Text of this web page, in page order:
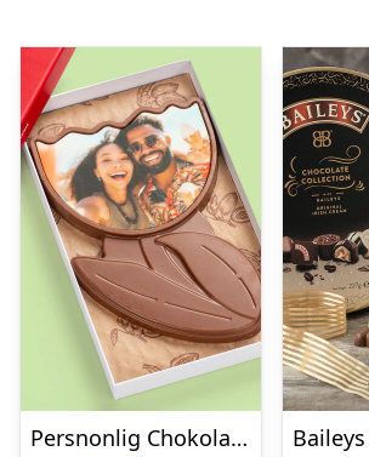
Persnonlig Chokoladeblomst med Billede